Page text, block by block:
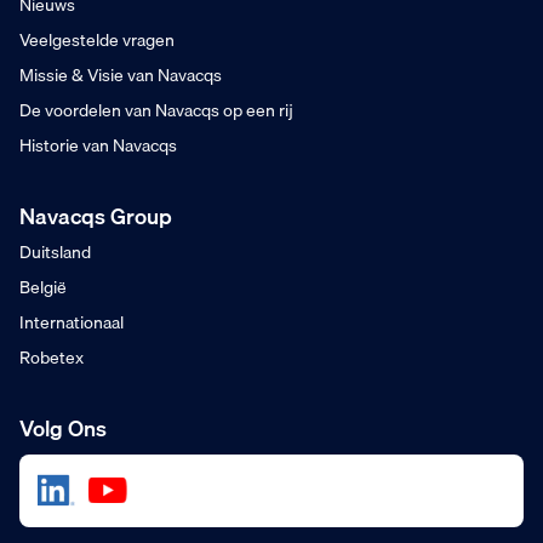
Veelgestelde vragen
Missie & Visie van Navacqs
De voordelen van Navacqs op een rij
Historie van Navacqs
Navacqs Group
Duitsland
België
Internationaal
Robetex
Volg Ons